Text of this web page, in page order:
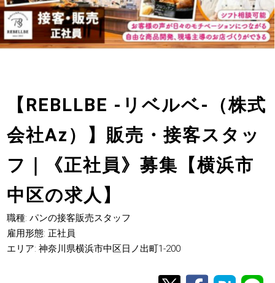
【REBLLBE -リベルベ-（株式
会社Az）】販売・接客スタッ
フ｜《正社員》募集【横浜市
中区の求人】
職種: パンの接客販売スタッフ
雇用形態: 正社員
エリア: 神奈川県横浜市中区日ノ出町1-200